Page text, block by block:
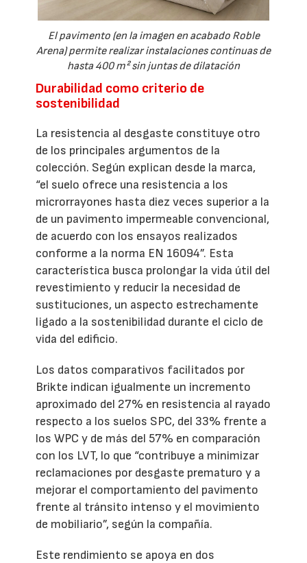
El pavimento (en la imagen en acabado Roble
Arena) permite realizar instalaciones continuas de
hasta 400 m² sin juntas de dilatación
Durabilidad como criterio de
sostenibilidad
La resistencia al desgaste constituye otro
de los principales argumentos de la
colección. Según explican desde la marca,
“el suelo ofrece una resistencia a los
microrrayones hasta diez veces superior a la
de un pavimento impermeable convencional,
de acuerdo con los ensayos realizados
conforme a la norma EN 16094”. Esta
característica busca prolongar la vida útil del
revestimiento y reducir la necesidad de
sustituciones, un aspecto estrechamente
ligado a la sostenibilidad durante el ciclo de
vida del edificio.
Los datos comparativos facilitados por
Brikte indican igualmente un incremento
aproximado del 27% en resistencia al rayado
respecto a los suelos SPC, del 33% frente a
los WPC y de más del 57% en comparación
con los LVT, lo que “contribuye a minimizar
reclamaciones por desgaste prematuro y a
mejorar el comportamiento del pavimento
frente al tránsito intenso y el movimiento
de mobiliario”, según la compañía.
Este rendimiento se apoya en dos